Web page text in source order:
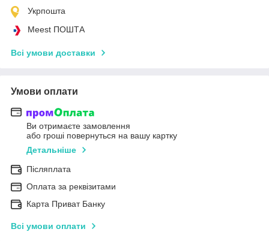
Укрпошта
Meest ПОШТА
Всі умови доставки
Умови оплати
Ви отримаєте замовлення
або гроші повернуться на вашу картку
Детальніше
Післяплата
Оплата за реквізитами
Карта Приват Банку
Всі умови оплати